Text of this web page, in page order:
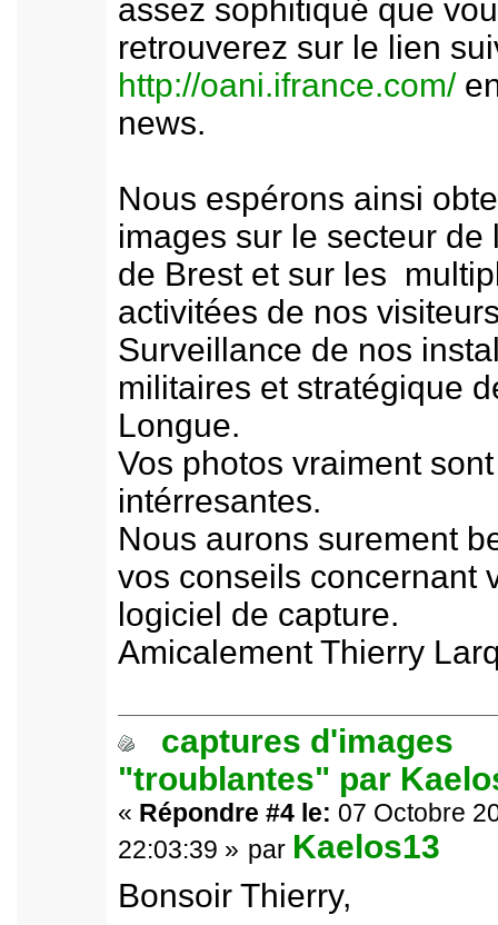
assez sophitiqué que
retrouverez sur le lien
http://oani.ifrance.com/
news.
Nous espérons ainsi
images sur le secteur de
de Brest et sur les
activitées de nos
Surveillance de nos
militaires et stratégique
Longue.
Vos photos vraiment
intérresantes.
Nous aurons surement
vos conseils concernant
logiciel de capture.
Amicalement Thierry
captures d'images
"troublantes" par
« Répondre #4 le: 07 Octobre
22:03:39 » par Kaelos13
Bonsoir Thierry,